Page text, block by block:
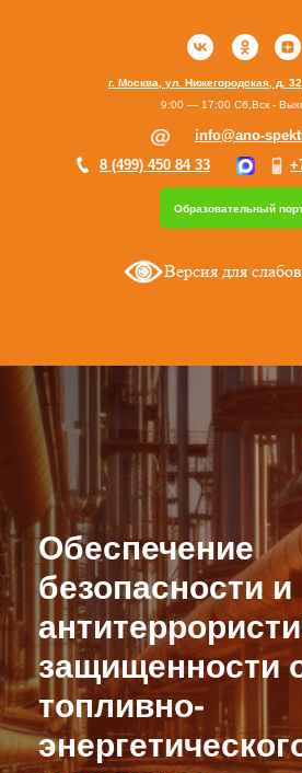
Образовательный
г. Москва, ул. Нижегородская, д.
8 (499) 450 84 33
info@ano-
9:00 — 17:00 Сб,Вск -
Версия для
Обеспечение
безопасности и
защищенности
топливно-